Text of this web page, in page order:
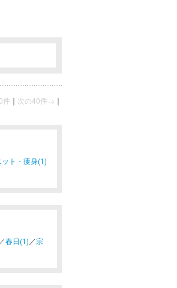
件 ｜ 次の40件→ ｜
ット・痩身(1)
／春日(1) ／宗